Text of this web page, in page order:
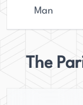
Man
The